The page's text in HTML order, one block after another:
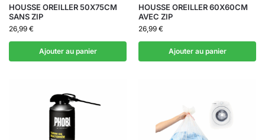
HOUSSE OREILLER 50X75CM
SANS ZIP
26,99 €
Ajouter au panier
HOUSSE OREILLER 60X60CM
AVEC ZIP
26,99 €
Ajouter au panier